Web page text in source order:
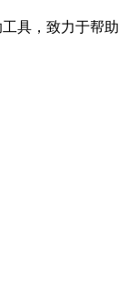
具，致力于帮助